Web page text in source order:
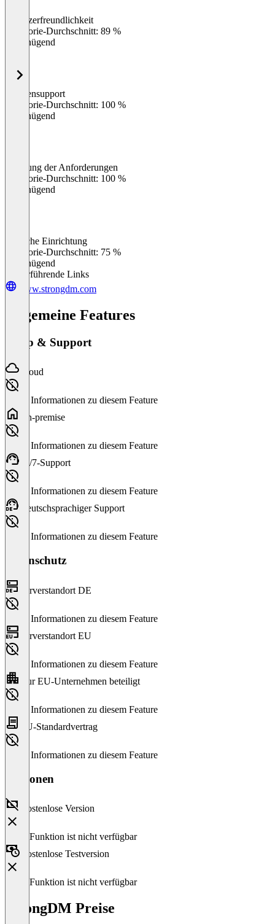
Benutzerfreundlichkeit
Kategorie-Durchschnitt: 89 %
Ungenügend
Kundensupport
Kategorie-Durchschnitt: 100 %
Ungenügend
Erfüllung der Anforderungen
Kategorie-Durchschnitt: 100 %
Ungenügend
Einfache Einrichtung
Kategorie-Durchschnitt: 75 %
Ungenügend
Weiterführende Links
www.strongdm.com
Allgemeine Features
Setup & Support
Cloud
Keine Informationen zu diesem Feature
On-premise
Keine Informationen zu diesem Feature
24/7-Support
Keine Informationen zu diesem Feature
Deutschsprachiger Support
Keine Informationen zu diesem Feature
Datenschutz
Serverstandort DE
Keine Informationen zu diesem Feature
Serverstandort EU
Keine Informationen zu diesem Feature
Nur EU-Unternehmen beteiligt
Keine Informationen zu diesem Feature
EU-Standardvertrag
Keine Informationen zu diesem Feature
Versionen
Kostenlose Version
Diese Funktion ist nicht verfügbar
Kostenlose Testversion
Diese Funktion ist nicht verfügbar
StrongDM Preise